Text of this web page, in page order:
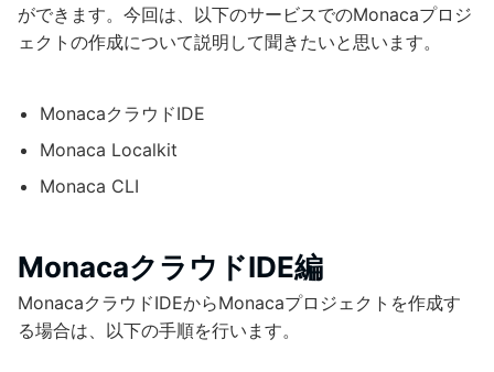
ができます。今回は、以下のサービスでのMonacaプロジ
ェクトの作成について説明して聞きたいと思います。
MonacaクラウドIDE
Monaca Localkit
Monaca CLI
MonacaクラウドIDE編
MonacaクラウドIDEからMonacaプロジェクトを作成す
る場合は、以下の手順を行います。